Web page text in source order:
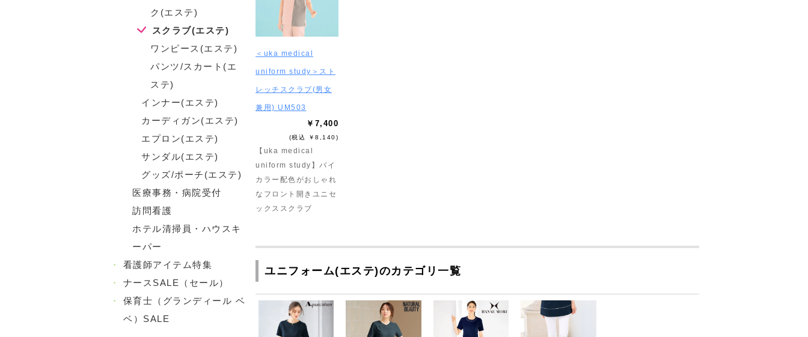
ク(エステ)
スクラブ(エステ)
ワンピース(エステ)
パンツ/スカート(エ
ステ)
インナー(エステ)
カーディガン(エステ)
エプロン(エステ)
サンダル(エステ)
グッズ/ポーチ(エステ)
医療事務・病院受付
訪問看護
ホテル清掃員・ハウスキ
ーパー
・
看護師アイテム特集
・
ナースSALE（セール）
・
保育士（グランディール ベ
ベ）SALE
＜uka medical
uniform study＞スト
レッチスクラブ(男女
兼用) UM503
￥7,400
(税込 ￥8,140)
【uka medical
uniform study】バイ
カラー配色がおしゃれ
なフロント開きユニセ
ックススクラブ
ユニフォーム(エステ)のカテゴリ一覧